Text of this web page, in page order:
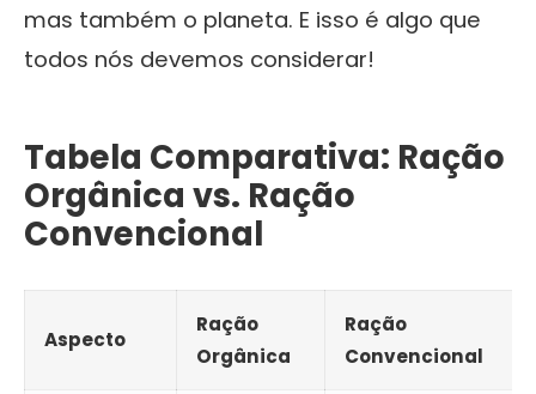
mas também o planeta. E isso é algo que
todos nós devemos considerar!
Tabela Comparativa: Ração
Orgânica vs. Ração
Convencional
Aspecto
Ração
Orgânica
Ração
Convencional